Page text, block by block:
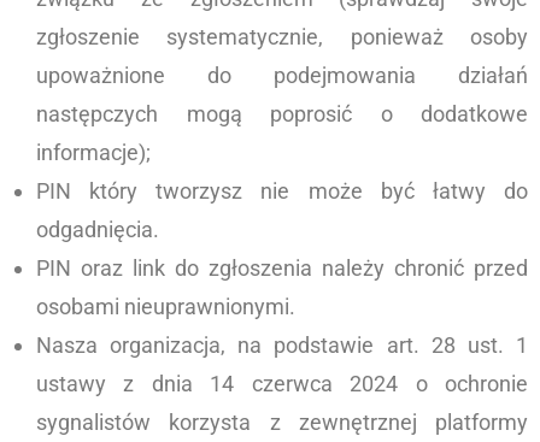
zgłoszenie systematycznie, ponieważ osoby
upoważnione do podejmowania działań
następczych mogą poprosić o dodatkowe
informacje);
PIN który tworzysz nie może być łatwy do
odgadnięcia.
PIN oraz link do zgłoszenia należy chronić przed
osobami nieuprawnionymi.
Nasza organizacja, na podstawie art. 28 ust. 1
ustawy z dnia 14 czerwca 2024 o ochronie
sygnalistów korzysta z zewnętrznej platformy